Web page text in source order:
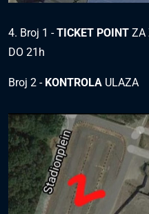
4. Broj 1 -TICKET POINT ZA
DO 21h
Broj 2 - KONTROLA ULAZA